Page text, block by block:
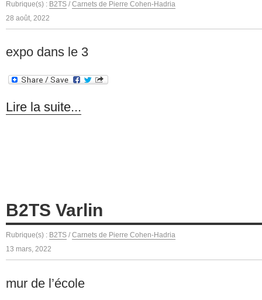
Rubrique(s) : B2TS / Carnets de Pierre Cohen-Hadria
28 août, 2022
expo dans le 3
Lire la suite...
B2TS Varlin
Rubrique(s) : B2TS / Carnets de Pierre Cohen-Hadria
13 mars, 2022
mur de l’école